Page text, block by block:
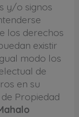
y/o signos
los derechos
existir
modo los
de
en su
Propiedad